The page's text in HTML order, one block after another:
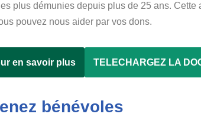
plus démunies depuis plus de 25 ans.
pouvez nous aider par vos dons.
en savoir plus TELECHARGEZ LA
bénévoles